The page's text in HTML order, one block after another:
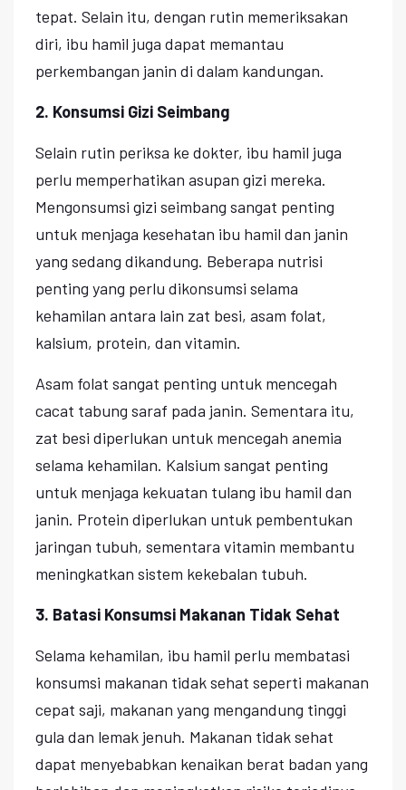
tepat. Selain itu, dengan rutin memeriksakan
diri, ibu hamil juga dapat memantau
perkembangan janin di dalam kandungan.
2. Konsumsi Gizi Seimbang
Selain rutin periksa ke dokter, ibu hamil juga
perlu memperhatikan asupan gizi mereka.
Mengonsumsi gizi seimbang sangat penting
untuk menjaga kesehatan ibu hamil dan janin
yang sedang dikandung. Beberapa nutrisi
penting yang perlu dikonsumsi selama
kehamilan antara lain zat besi, asam folat,
kalsium, protein, dan vitamin.
Asam folat sangat penting untuk mencegah
cacat tabung saraf pada janin. Sementara itu,
zat besi diperlukan untuk mencegah anemia
selama kehamilan. Kalsium sangat penting
untuk menjaga kekuatan tulang ibu hamil dan
janin. Protein diperlukan untuk pembentukan
jaringan tubuh, sementara vitamin membantu
meningkatkan sistem kekebalan tubuh.
3. Batasi Konsumsi Makanan Tidak Sehat
Selama kehamilan, ibu hamil perlu membatasi
konsumsi makanan tidak sehat seperti makanan
cepat saji, makanan yang mengandung tinggi
gula dan lemak jenuh. Makanan tidak sehat
dapat menyebabkan kenaikan berat badan yang